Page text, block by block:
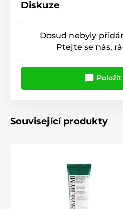
Diskuze
Dosud nebyly
Ptejte se nás,
Související produkty